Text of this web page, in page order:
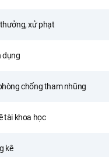
xử phạt
dụng
chống tham nhũng
tài khoa học
kê